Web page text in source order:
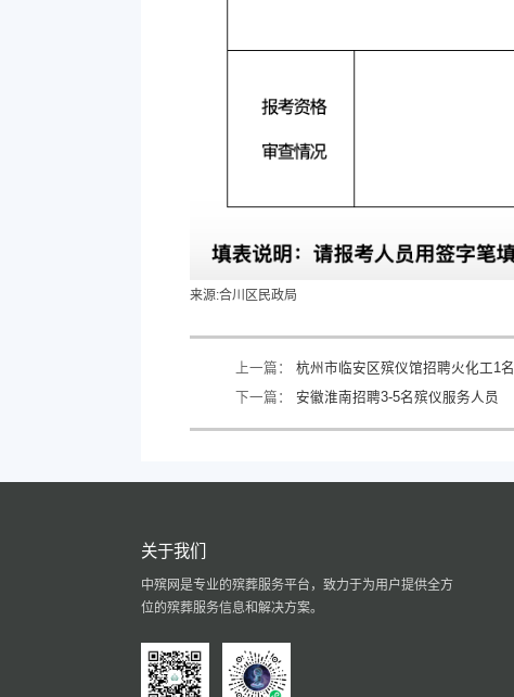
来源:合川区民政局
上一篇： 杭州市临安区殡仪馆招聘火化工1名
下一篇： 安徽淮南招聘3-5名殡仪服务人员
关于我们
中殡网是专业的殡葬服务平台，致力于为用户提供全方
位的殡葬服务信息和解决方案。